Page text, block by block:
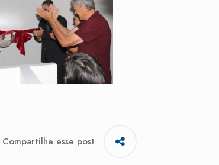
Compartilhe esse post